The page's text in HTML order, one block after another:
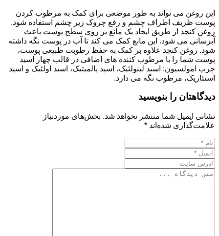
این روغن می تواند به طور موضعی برای کمک به مرطوب کردن
پوست ظریف اطراف چشم و رفع چروک زیر چشم استفاده شود.
روغن کنجد از طریق ایجاد یک مانع بر روی سطح پوست باعث
آبرسانی می شود. این مانع کمک می کند تا آب در پوست نگه داشته
شود. روغن کنجد علاوه بر کمک به حفظ رطوبت طبیعی پوست،
پوست شما را با مرطوب کننده های اضافی در قالب چهار اسید
چرب امولسیون: اسید لینولئیک، اسید پالمیتیک، اسید اولئیک و اسید
استئاریک، مرطوب نگه می دارد.
دیدگاهتان را بنویسید
نشانی ایمیل شما منتشر نخواهد شد. بخش‌های موردنیاز
علامت‌گذاری شده‌اند *